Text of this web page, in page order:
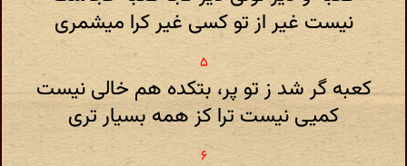
نیست غیر از تو کسی غیر کرا میشمری
کعبه گر شد ز تو پر، بتکده هم خالی نیست
کمیی نیست ترا کز همه بسیار تری